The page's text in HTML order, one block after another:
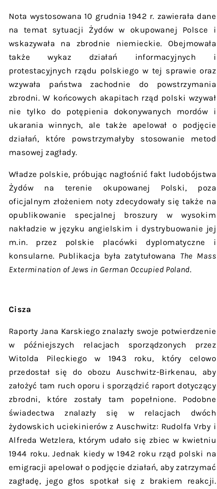
Nota wystosowana 10 grudnia 1942 r. zawierała dane
na temat sytuacji Żydów w okupowanej Polsce i
wskazywała na zbrodnie niemieckie. Obejmowała
także wykaz działań informacyjnych i
protestacyjnych rządu polskiego w tej sprawie oraz
wzywała państwa zachodnie do powstrzymania
zbrodni. W końcowych akapitach rząd polski wzywał
nie tylko do potępienia dokonywanych mordów i
ukarania winnych, ale także apelował o podjęcie
działań, które powstrzymałyby stosowanie metod
masowej zagłady.
Władze polskie, próbując nagłośnić fakt ludobójstwa
Żydów na terenie okupowanej Polski, poza
oficjalnym złożeniem noty zdecydowały się także na
opublikowanie specjalnej broszury w wysokim
nakładzie w języku angielskim i dystrybuowanie jej
m.in. przez polskie placówki dyplomatyczne i
konsularne. Publikacja była zatytułowana The Mass
Extermination of Jews in German Occupied Poland.
Cisza
Raporty Jana Karskiego znalazły swoje potwierdzenie
w późniejszych relacjach sporządzonych przez
Witolda Pileckiego w 1943 roku, który celowo
przedostał się do obozu Auschwitz-Birkenau, aby
założyć tam ruch oporu i sporządzić raport dotyczący
zbrodni, które zostały tam popełnione. Podobne
świadectwa znalazły się w relacjach dwóch
żydowskich uciekinierów z Auschwitz: Rudolfa Vrby i
Alfreda Wetzlera, którym udało się zbiec w kwietniu
1944 roku. Jednak kiedy w 1942 roku rząd polski na
emigracji apelował o podjęcie działań, aby zatrzymać
zagładę, jego głos spotkał się z brakiem reakcji.